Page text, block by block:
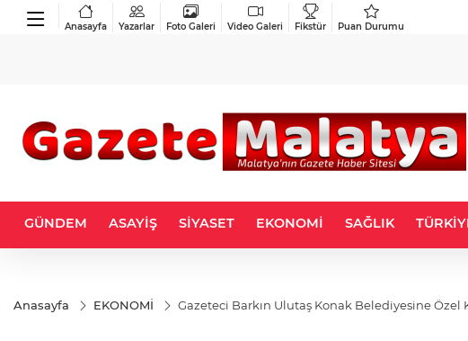
Anasayfa Yazarlar Foto Galeri Video Galeri Fikstür Puan Durumu
GÜNDEM ASAYİŞ SİYASET EKONOMİ SAĞLIK
Anasayfa EKONOMİ Gazeteci Barkın Ulutaş Konak Belediyesine